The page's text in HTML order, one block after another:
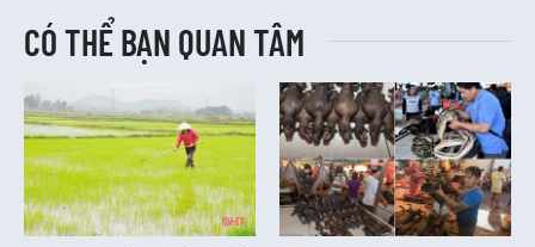
CÓ THỂ BẠN QUAN TÂM